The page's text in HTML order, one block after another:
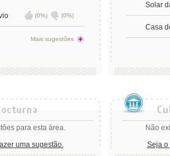
(0%) (0%)
Mais sugestões
Solar
Casa
para esta área.
uma sugestão.
Não
Seja o